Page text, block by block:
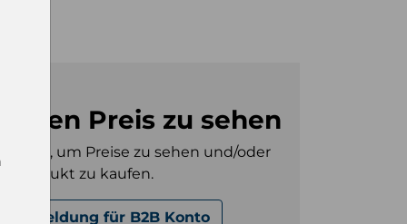
den Preis zu sehen
sein, um Preise zu sehen und/oder
Produkt zu kaufen.
Anmeldung für B2B Konto